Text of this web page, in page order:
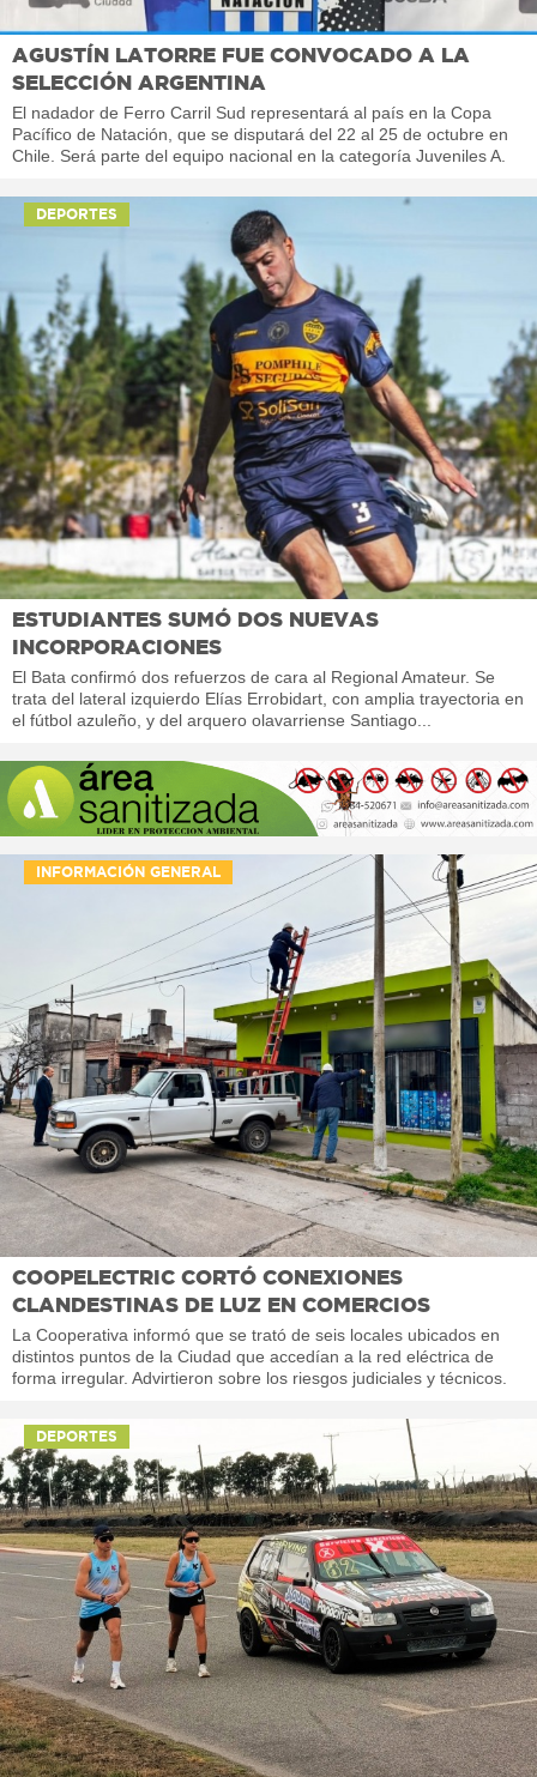
AGUSTÍN LATORRE FUE CONVOCADO A LA
SELECCIÓN ARGENTINA
El nadador de Ferro Carril Sud representará al país en la Copa
Pacífico de Natación, que se disputará del 22 al 25 de octubre en
Chile. Será parte del equipo nacional en la categoría Juveniles A.
DEPORTES
ESTUDIANTES SUMÓ DOS NUEVAS
INCORPORACIONES
El Bata confirmó dos refuerzos de cara al Regional Amateur. Se
trata del lateral izquierdo Elías Errobidart, con amplia trayectoria en
el fútbol azuleño, y del arquero olavarriense Santiago...
INFORMACIÓN GENERAL
COOPELECTRIC CORTÓ CONEXIONES
CLANDESTINAS DE LUZ EN COMERCIOS
La Cooperativa informó que se trató de seis locales ubicados en
distintos puntos de la Ciudad que accedían a la red eléctrica de
forma irregular. Advirtieron sobre los riesgos judiciales y técnicos.
DEPORTES